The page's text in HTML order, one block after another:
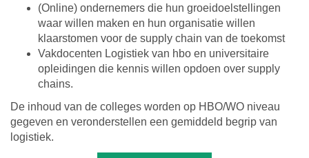
(Online) ondernemers die hun groeidoelstellingen
waar willen maken en hun organisatie willen
klaarstomen voor de supply chain van de toekomst
Vakdocenten Logistiek van hbo en universitaire
opleidingen die kennis willen opdoen over supply
chains.
De inhoud van de colleges worden op HBO/WO niveau
gegeven en veronderstellen een gemiddeld begrip van
logistiek.